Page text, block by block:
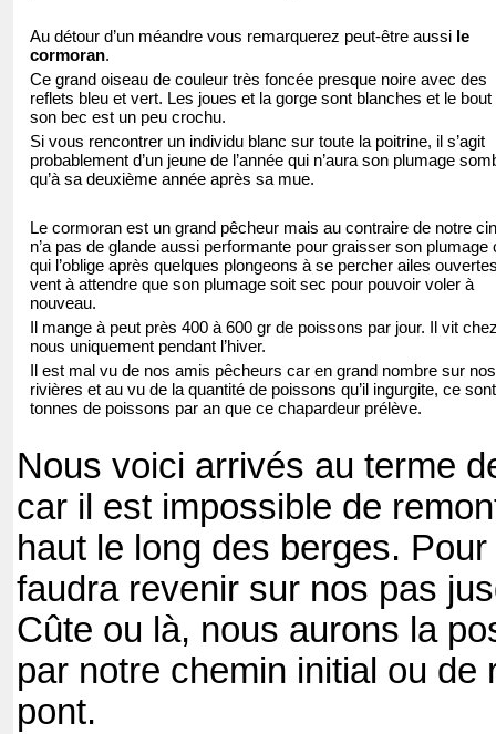
Au détour d’un méandre vous remarquerez peut-être aussi le
cormoran.
Ce grand oiseau de couleur très foncée presque noire avec des
reflets bleu et vert. Les joues et la gorge sont blanches et le bout
son bec est un peu crochu.
Si vous rencontrer un individu blanc sur toute la poitrine, il s’agit
probablement d’un jeune de l’année qui n’aura son plumage
qu’à sa deuxième année après sa mue.
Le cormoran est un grand pêcheur mais au contraire de notre
n’a pas de glande aussi performante pour graisser son plumage
qui l’oblige après quelques plongeons à se percher ailes
vent à attendre que son plumage soit sec pour pouvoir voler à
nouveau.
Il mange à peut près 400 à 600 gr de poissons par jour. Il vit
nous uniquement pendant l’hiver.
Il est mal vu de nos amis pêcheurs car en grand nombre sur nos
rivières et au vu de la quantité de poissons qu’il ingurgite, ce
tonnes de poissons par an que ce chapardeur prélève.
Nous voici arrivés au terme
car il est impossible de
haut le long des berges.
faudra revenir sur nos pas
Cûte ou là, nous aurons la
par notre chemin initial ou de
pont.